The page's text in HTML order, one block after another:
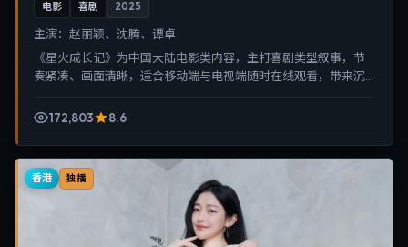
电影 喜剧 2025
主演： 赵丽颖、沈腾、谭卓
《星火成长记》为中国大陆电影类内容，主打喜剧类型叙事，节
奏紧凑、画面清晰，适合移动端与电视端随时在线观看，带来沉
172,803
8.6
香港 独播